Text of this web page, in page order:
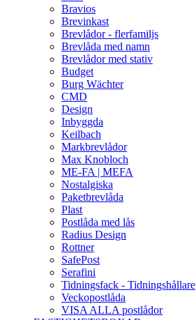
Bravios
Brevinkast
Brevlådor - flerfamiljs
Brevlåda med namn
Brevlådor med stativ
Budget
Burg Wächter
CMD
Design
Inbyggda
Keilbach
Markbrevlådor
Max Knobloch
ME-FA | MEFA
Nostalgiska
Paketbrevlåda
Plast
Postlåda med lås
Radius Design
Rottner
SafePost
Serafini
Tidningsfack - Tidningshållare
Veckopostlåda
VISA ALLA postlådor